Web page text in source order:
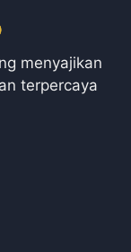
menyajikan
terpercaya